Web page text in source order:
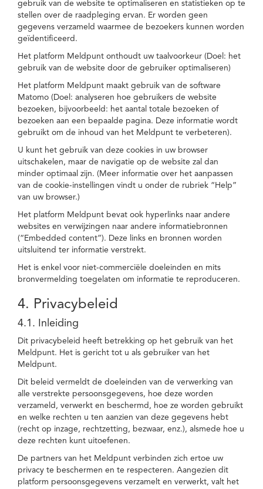
gebruik van de website te optimaliseren en statistieken op te
stellen over de raadpleging ervan. Er worden geen
gegevens verzameld waarmee de bezoekers kunnen worden
geïdentificeerd.
Het platform Meldpunt onthoudt uw taalvoorkeur (Doel: het
gebruik van de website door de gebruiker optimaliseren)
Het platform Meldpunt maakt gebruik van de software
Matomo (Doel: analyseren hoe gebruikers de website
bezoeken, bijvoorbeeld: het aantal totale bezoeken of
bezoeken aan een bepaalde pagina. Deze informatie wordt
gebruikt om de inhoud van het Meldpunt te verbeteren).
U kunt het gebruik van deze cookies in uw browser
uitschakelen, maar de navigatie op de website zal dan
minder optimaal zijn. (Meer informatie over het aanpassen
van de cookie-instellingen vindt u onder de rubriek “Help”
van uw browser.)
Het platform Meldpunt bevat ook hyperlinks naar andere
websites en verwijzingen naar andere informatiebronnen
(“Embedded content”). Deze links en bronnen worden
uitsluitend ter informatie verstrekt.
Het is enkel voor niet-commerciële doeleinden en mits
bronvermelding toegelaten om informatie te reproduceren.
4. Privacybeleid
4.1. Inleiding
Dit privacybeleid heeft betrekking op het gebruik van het
Meldpunt. Het is gericht tot u als gebruiker van het
Meldpunt.
Dit beleid vermeldt de doeleinden van de verwerking van
alle verstrekte persoonsgegevens, hoe deze worden
verzameld, verwerkt en beschermd, hoe ze worden gebruikt
en welke rechten u ten aanzien van deze gegevens hebt
(recht op inzage, rechtzetting, bezwaar, enz.), alsmede hoe u
deze rechten kunt uitoefenen.
De partners van het Meldpunt verbinden zich ertoe uw
privacy te beschermen en te respecteren. Aangezien dit
platform persoonsgegevens verzamelt en verwerkt, valt het